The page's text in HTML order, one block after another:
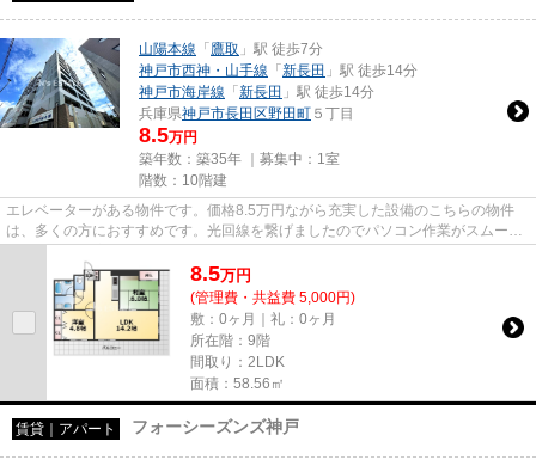
山陽本線 「 鷹取 」駅 徒歩7分
神戸市西神・山手線 「 新長田 」駅 徒歩14分
神戸市海岸線 「 新長田 」駅 徒歩14分
兵庫県神戸市長田区野田町 ５丁目
8.5万円
築年数：築35年 ｜募集中： 1室
階数：10階建
エレベーターがある物件です。価格8.5万円ながら充実した設備のこちらの物件
は、多くの方におすすめです。光回線を繋げましたのでパソコン作業がスムーズ
8.5万円
(管理費・共益費 5,000円)
敷：0ヶ月｜礼：0ヶ月
所在階：9階
間取り：2LDK
面積：58.56㎡
賃貸｜アパート フォーシーズンズ神戸